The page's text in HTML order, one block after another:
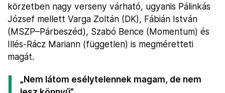
körzetben nagy verseny várható, ugyanis Pálinkás
József mellett Varga Zoltán (DK), Fábián István
(MSZP–Párbeszéd), Szabó Bence (Momentum) és
Illés-Rácz Mariann (független) is megméretteti
magát.
„Nem látom esélytelennek magam, de nem